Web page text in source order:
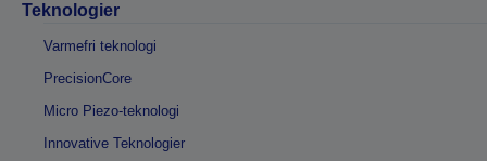
Teknologier
Varmefri teknologi
PrecisionCore
Micro Piezo-teknologi
Innovative Teknologier